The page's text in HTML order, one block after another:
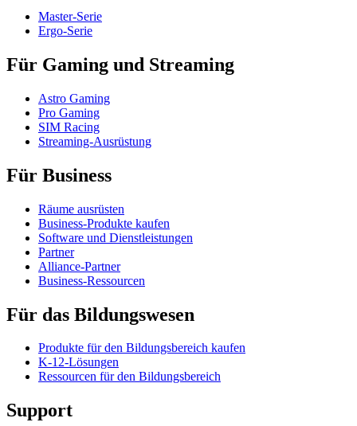
Master-Serie
Ergo-Serie
Für Gaming und Streaming
Astro Gaming
Pro Gaming
SIM Racing
Streaming-Ausrüstung
Für Business
Räume ausrüsten
Business-Produkte kaufen
Software und Dienstleistungen
Partner
Alliance-Partner
Business-Ressourcen
Für das Bildungswesen
Produkte für den Bildungsbereich kaufen
K-12-Lösungen
Ressourcen für den Bildungsbereich
Support